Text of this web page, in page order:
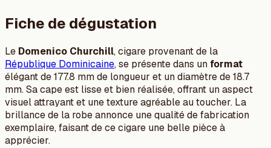
Fiche de dégustation
Le Domenico Churchill, cigare provenant de la
République Dominicaine, se présente dans un format
élégant de 177.8 mm de longueur et un diamètre de 18.7
mm. Sa cape est lisse et bien réalisée, offrant un aspect
visuel attrayant et une texture agréable au toucher. La
brillance de la robe annonce une qualité de fabrication
exemplaire, faisant de ce cigare une belle pièce à
apprécier.